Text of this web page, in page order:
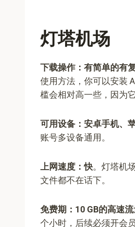
灯塔机场
下载操作：有简单的有
使用方法，你可以安装
槛会相对高一些，因为
可用设备：安卓手机、
账号多设备通用。
上网速度：快。灯塔机
文件都不在话下。
免费期：10 GB的高速
个小时，后续必须开会员